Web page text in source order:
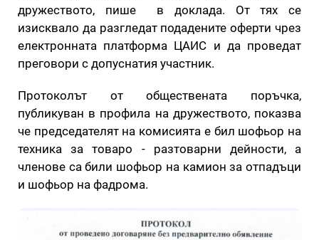
дружеството, пише в доклада. От тях се
изисквало да разгледат подадените оферти чрез
електронната платформа ЦАИС и да проведат
преговори с допуснатия участник.
Протоколът от обществената поръчка,
публикуван в профила на дружеството, показва
че председателят на комисията е бил шофьор на
техника за товаро - разтоварни дейности, а
членове са били шофьор на камион за отпадъци
и шофьор на фадрома.